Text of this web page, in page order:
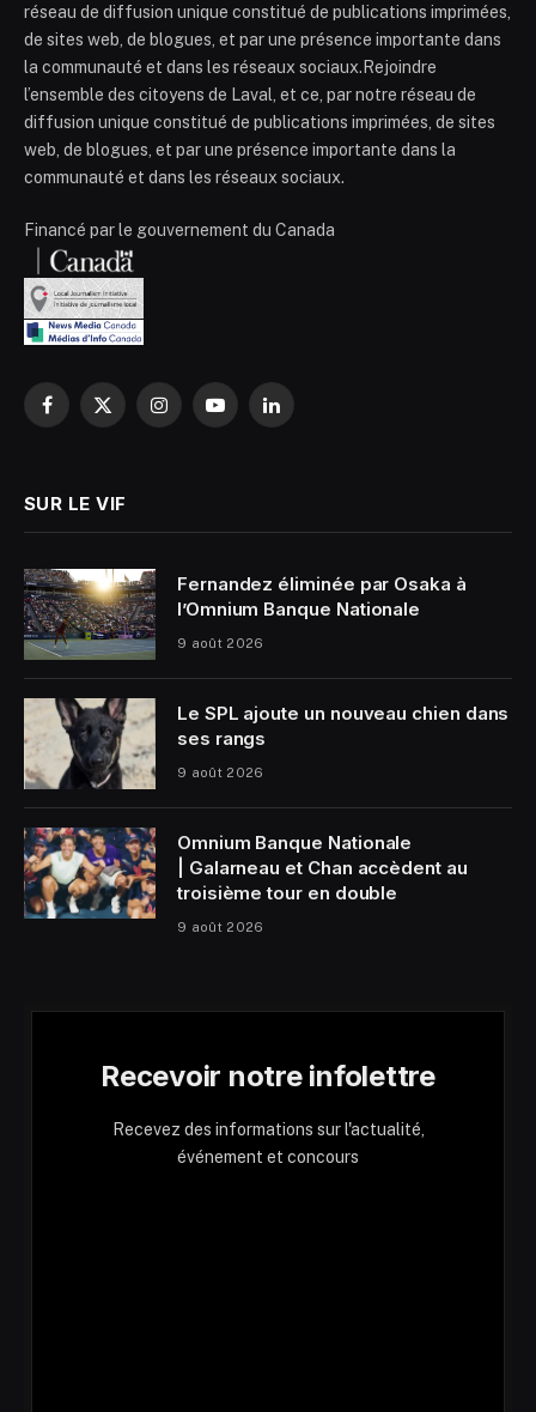
réseau de diffusion unique constitué de publications imprimées,
de sites web, de blogues, et par une présence importante dans
la communauté et dans les réseaux sociaux.Rejoindre
l’ensemble des citoyens de Laval, et ce, par notre réseau de
diffusion unique constitué de publications imprimées, de sites
web, de blogues, et par une présence importante dans la
communauté et dans les réseaux sociaux.
Financé par le gouvernement du Canada
Facebook
X
InstagramYouTubeLinkedIn
SUR LE VIF
Fernandez éliminée par Osaka à
l’Omnium Banque Nationale
9 août 2026
Le SPL ajoute un nouveau chien dans
ses rangs
9 août 2026
Omnium Banque Nationale
| Galarneau et Chan accèdent au
troisième tour en double
9 août 2026
Recevoir notre infolettre
Recevez des informations sur l'actualité,
événement et concours